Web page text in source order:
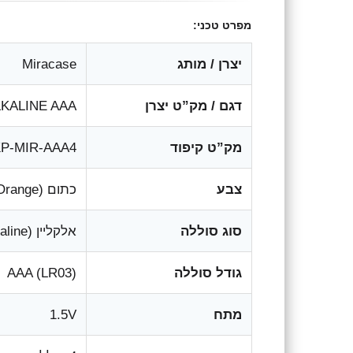
מפרט טכני:
יצרן / מותג Miracase
דגם / מק”ט יצרן AAA
מק”ט קיפוד MIR-AAA4
צבע כתום (Orange)
סוג סוללה אלקליין (Alkaline)
גודל סוללה AAA (LR03)
מתח 1.5V